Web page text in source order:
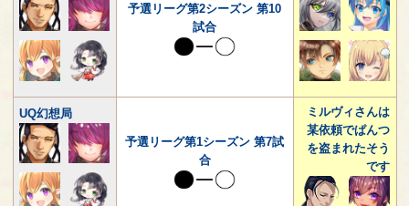
予選リーグ第2シーズン 第10
試合
UQ幻想局
予選リーグ第1シーズン 第7試
合
ミルヴィさんは
某依頼でぱんつ
を盗まれたそう
です